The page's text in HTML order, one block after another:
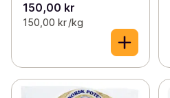
150,00 kr
150,00 kr /kg